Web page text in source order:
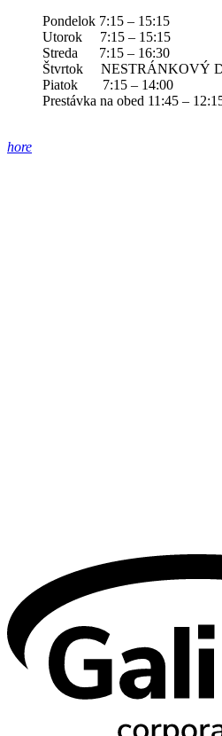
Pondelok 7:15 – 15:15
Utorok 7:15 – 15:15
Streda 7:15 – 16:30
Štvrtok NESTRÁNKOVÝ
Piatok 7:15 – 14:00
Prestávka na obed 11:45 –
hore